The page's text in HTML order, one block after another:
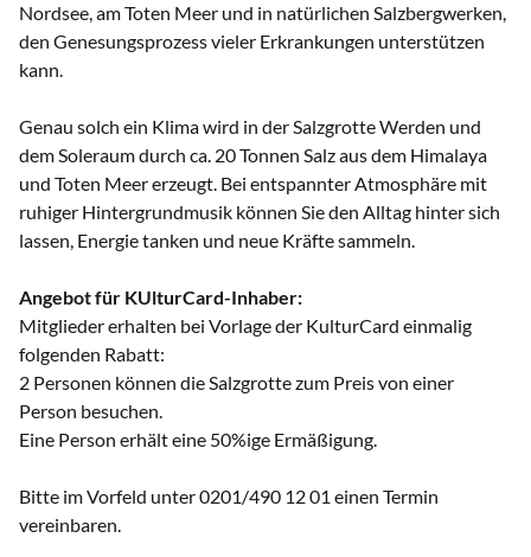
Nordsee, am Toten Meer und in natürlichen Salzbergwerken,
den Genesungsprozess vieler Erkrankungen unterstützen
kann.
Genau solch ein Klima wird in der Salzgrotte Werden und
dem Soleraum durch ca. 20 Tonnen Salz aus dem Himalaya
und Toten Meer erzeugt. Bei entspannter Atmosphäre mit
ruhiger Hintergrundmusik können Sie den Alltag hinter sich
lassen, Energie tanken und neue Kräfte sammeln.
Angebot für KUlturCard-Inhaber:
Mitglieder erhalten bei Vorlage der KulturCard einmalig
folgenden Rabatt:
2 Personen können die Salzgrotte zum Preis von einer
Person besuchen.
Eine Person erhält eine 50%ige Ermäßigung.
Bitte im Vorfeld unter 0201/490 12 01 einen Termin
vereinbaren.